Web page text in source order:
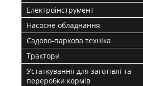
Електроінструмент
Насосне обладнання
Садово-паркова техніка
Трактори
Устаткування для заготівлі та
переробки кормів